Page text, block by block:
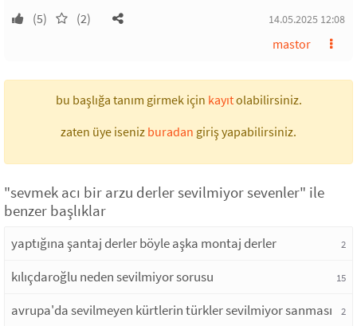
(5) (2) 14.05.2025 12:08
mastor
bu başlığa tanım girmek için kayıtolabilirsiniz.
zaten üye iseniz buradan giriş yapabilirsiniz.
"sevmek acı bir arzu derler sevilmiyor sevenler" ile
benzer başlıklar
yaptığına şantaj derler böyle aşka montaj derler 2
kılıçdaroğlu neden sevilmiyor sorusu 15
avrupa'da sevilmeyen kürtlerin türkler sevilmiyor sanması 2